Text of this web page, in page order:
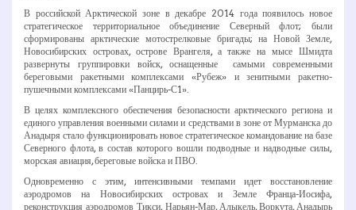
В российской Арктической зоне в декабре 2014 года появилось новое
стратегическое территориальное объединение Северный флот; были
сформированы арктические мотострелковые бригады; на Новой Земле,
Новосибирских островах, острове Врангеля, а также на мысе Шмидта
развернуты группировки войск, оснащенные самыми современными
береговыми ракетными комплексами «Рубеж» и зенитными ракетно­
пушечными комплексами «Панцирь-­С1».
В целях комплексного обеспечения безопасности арктического региона и
единого управления военными силами и средствами в зоне от Мурманска до
Анадыря стало функционировать новое стратегическое командование на базе
Северного флота, в состав которого вошли подводные и надводные силы,
морская авиация, береговые войска и ПВО.
Одновременно с этим, интенсивными темпами идет восстановление
аэродромов на Новосибирских островах и Земле Франца-­Иосифа,
реконструкция аэродромов Тикси, Нарьян­-Мар, Алыкель, Воркута, Анадырь